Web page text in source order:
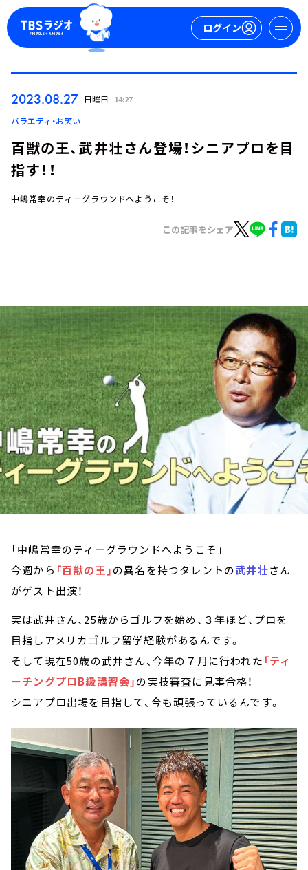
ログイン
ログイン
お知らせ
イベント・グッズ
YouTube
会社情報
2023.08.27 日曜日 14:27
バラエティ・お笑い
百獣の王、武井壮さん登場！シニアプロを目
指す！！
中嶋常幸のティーグラウンドへようこそ！
この記事をシェア
「中嶋常幸のティーグラウンドへようこそ」
今週から 「百獣の王」の異名を持つタレントの武井壮さん
がゲスト出演！
実は武井さん、25歳からゴルフを始め、３年ほど、プロを
目指しアメリカゴルフ留学経験があるんです。
そして現在50歳の武井さん、今年の７月に行われた 「ティ
ーチングプロB級講習会」の実技審査に見事合格！
シニアプロ出場を目指して、今も頑張っているんです。